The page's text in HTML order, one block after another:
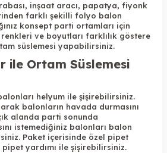
inşaat aracı, papatya, fiyonk
farklı şekilli folyo balon
konsept parti ortamları için
ve boyutları farklılık göstere
süslemesi yapabilirsiniz.
ile Ortam Süslemesi
helyum ile şişirebilirsiniz.
balonların havada durmasını
alanda parti sonunda
istemediğiniz balonları balon
Paket içerisinde özel pipet
yardımı ile şişirebilirsiniz.